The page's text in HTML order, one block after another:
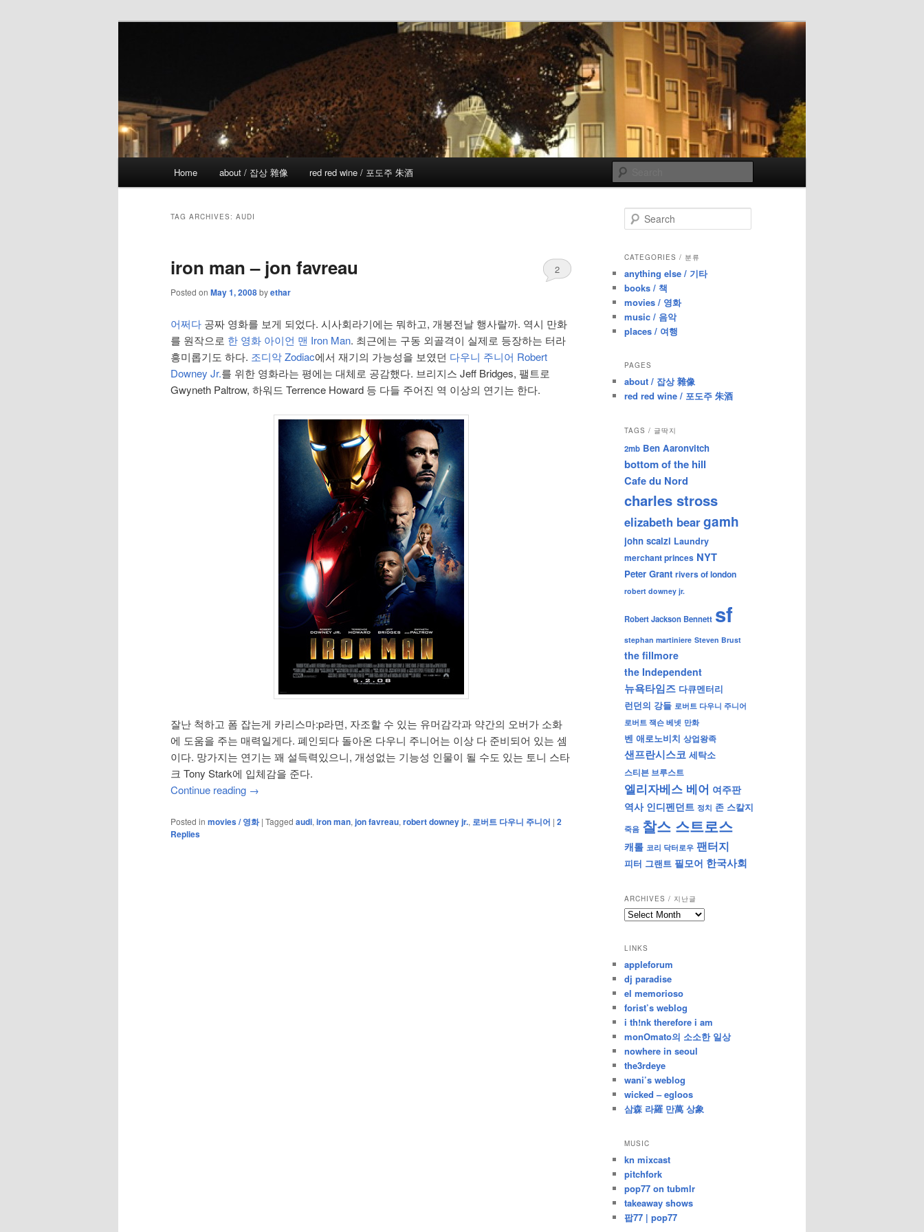
Home about / 잡상 雜像 red red wine / 포도주 朱酒
TAG ARCHIVES: AUDI
iron man – jon favreau
Posted on May 1, 2008byethar
2
어쩌다 공짜 영화를 보게 되었다. 시사회라기에는 뭐하고, 개봉전날 행사랄까. 역시 만화
를 원작으로 한 영화 아이언 맨 Iron Man. 최근에는 구동 외골격이 실제로 등장하는 터라
흥미롭기도 하다. 조디악 Zodiac에서 재기의 가능성을 보였던 다우니 주니어 Robert
Downey Jr.를 위한 영화라는 평에는 대체로 공감했다. 브리지스 Jeff Bridges, 팰트로
Gwyneth Paltrow, 하워드 Terrence Howard 등 다들 주어진 역 이상의 연기는 한다.
잘난 척하고 폼 잡는게 카리스마:p라면, 자조할 수 있는 유머감각과 약간의 오버가 소화
에 도움을 주는 매력일게다. 폐인되다 돌아온 다우니 주니어는 이상 다 준비되어 있는 셈
이다. 망가지는 연기는 꽤 설득력있으니, 개성없는 기능성 인물이 될 수도 있는 토니 스타
크 Tony Stark에 입체감을 준다.
Continue reading →
Posted in movies / 영화 | Tagged audi, iron man, jon favreau, robert downey jr., 로버트 다우니 주니어 | 2
Replies
e
r
h
CATEGORIES / 분류
anything else / 기타
books / 책
movies / 영화
music / 음악
places / 여행
PAGES
about / 잡상 雜像
red red wine / 포도주 朱酒
TAGS / 글딱지
2mb Ben Aaronvitch
bottom of the hill
Cafe du Nord
charles stross
elizabeth beargamh
john scalzi Laundry
merchant princes NYT
Peter Grant rivers of london
robert downey jr.
Robert Jackson Bennett sf
stephan martiniere Steven Brust
the fillmore
the Independent
뉴욕타임즈 다큐멘터리
런던의 강들 로버트 다우니 주니어
로버트 잭슨 베넷 만화
벤 애로노비치 상업왕족
샌프란시스코 세탁소
스티븐 브루스트
엘리자베스 베어 여주판
역사 인디펜던트 정치 존 스칼지
죽음 찰스 스트로스
캐롤 코리 닥터로우 팬터지
피터 그랜트 필모어 한국사회
ARCHIVES / 지난글
archives
난
글
LINKS
appleforum
dj paradise
el memorioso
forist’s weblog
i th!nk therefore i am
monOmato의 소소한 일상
nowhere in seoul
the3rdeye
wani’s weblog
wicked – egloos
삼森 라羅 만萬 상象
MUSIC
kn mixcast
pitchfork
pop77 on tubmlr
takeaway shows
팝77 | pop77